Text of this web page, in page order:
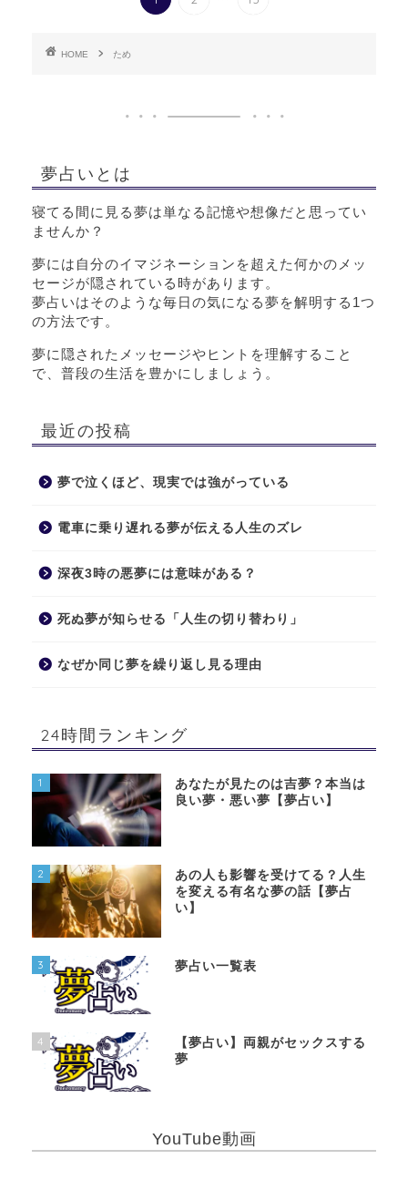
HOME ため
夢占いとは
寝てる間に見る夢は単なる記憶や想像だと思ってい
ませんか？
夢には自分のイマジネーションを超えた何かのメッ
セージが隠されている時があります。
夢占いはそのような毎日の気になる夢を解明する1つ
の方法です。
夢に隠されたメッセージやヒントを理解すること
で、普段の生活を豊かにしましょう。
最近の投稿
夢で泣くほど、現実では強がっている
電車に乗り遅れる夢が伝える人生のズレ
深夜3時の悪夢には意味がある？
死ぬ夢が知らせる「人生の切り替わり」
なぜか同じ夢を繰り返し見る理由
24時間ランキング
1
あなたが見たのは吉夢？本当は
良い夢・悪い夢【夢占い】
2
あの人も影響を受けてる？人生
を変える有名な夢の話【夢占
い】
3 夢占い一覧表
4
【夢占い】両親がセックスする
夢
YouTube動画